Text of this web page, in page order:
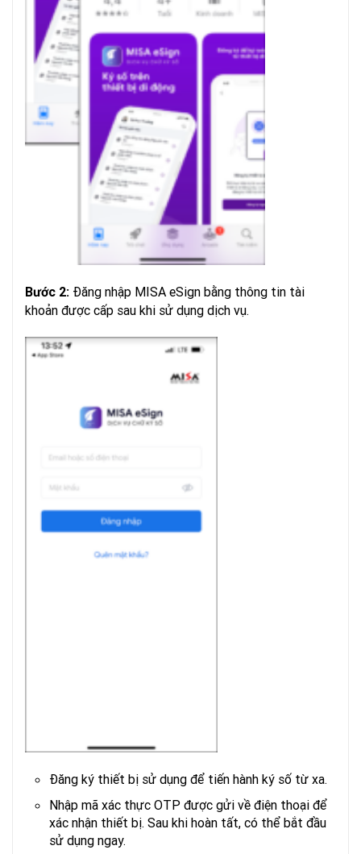
Bước 2: Đăng nhập MISA eSign bằng thông tin tài
khoản được cấp sau khi sử dụng dịch vụ.
Đăng ký thiết bị sử dụng để tiến hành ký số từ xa.
Nhập mã xác thực OTP được gửi về điện thoại để
xác nhận thiết bị. Sau khi hoàn tất, có thể bắt đầu
sử dụng ngay.